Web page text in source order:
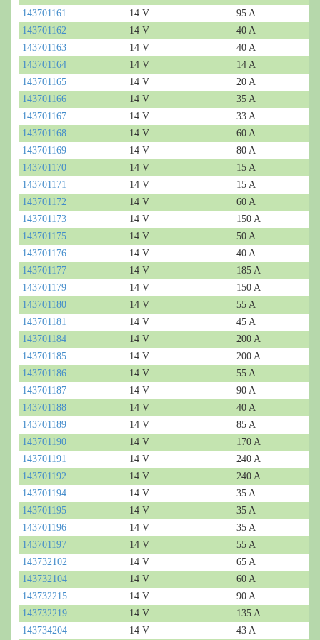
143701161
14 V
95 A
143701162
14 V
40 A
143701163
14 V
40 A
143701164
14 V
14 A
143701165
14 V
20 A
143701166
14 V
35 A
143701167
14 V
33 A
143701168
14 V
60 A
143701169
14 V
80 A
143701170
14 V
15 A
143701171
14 V
15 A
143701172
14 V
60 A
143701173
14 V
150 A
143701175
14 V
50 A
143701176
14 V
40 A
143701177
14 V
185 A
143701179
14 V
150 A
143701180
14 V
55 A
143701181
14 V
45 A
143701184
14 V
200 A
143701185
14 V
200 A
143701186
14 V
55 A
143701187
14 V
90 A
143701188
14 V
40 A
143701189
14 V
85 A
143701190
14 V
170 A
143701191
14 V
240 A
143701192
14 V
240 A
143701194
14 V
35 A
143701195
14 V
35 A
143701196
14 V
35 A
143701197
14 V
55 A
143732102
14 V
65 A
143732104
14 V
60 A
143732215
14 V
90 A
143732219
14 V
135 A
143734204
14 V 43 A